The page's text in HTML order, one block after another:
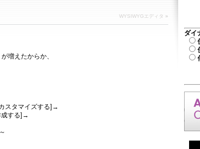
WYSIWYGエディタ »
増えたからか、
スタマイズする]→
成する]→
ダイ